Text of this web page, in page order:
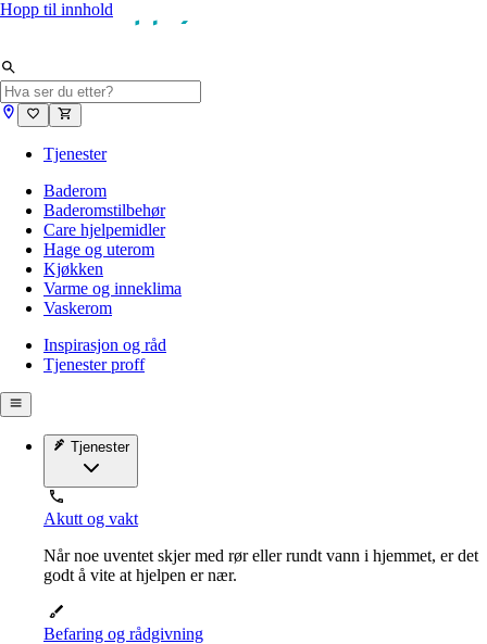
Hopp til innhold
Tjenester
Baderom
Baderomstilbehør
Care hjelpemidler
Hage og uterom
Kjøkken
Varme og inneklima
Vaskerom
Inspirasjon og råd
Tjenester proff
Tjenester
Akutt og vakt
Når noe uventet skjer med rør eller rundt vann i hjemmet, er det
godt å vite at hjelpen er nær.
Befaring og rådgivning